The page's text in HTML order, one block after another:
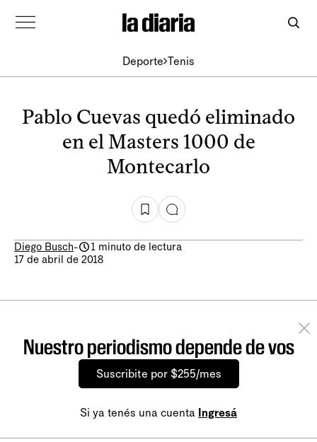
Deporte Tenis
Pablo Cuevas quedó eliminado
en el Masters 1000 de
Montecarlo
Diego Busch-
1 minuto de lectura
17 de abril de 2018
Nuestro periodismo depende de vos
Suscribite por $255/mes
Si ya tenés una cuenta Ingresá